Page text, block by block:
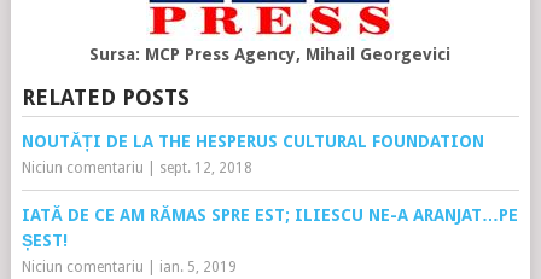
Sursa: MCP Press Agency, Mihail Georgevici
RELATED POSTS
NOUTĂȚI DE LA THE HESPERUS CULTURAL FOUNDATION
Niciun comentariu sept. 12, 2018
IATĂ DE CE AM RĂMAS SPRE EST; ILIESCU NE-A ARANJAT…PE
ȘEST!
Niciun comentariu ian. 5, 2019